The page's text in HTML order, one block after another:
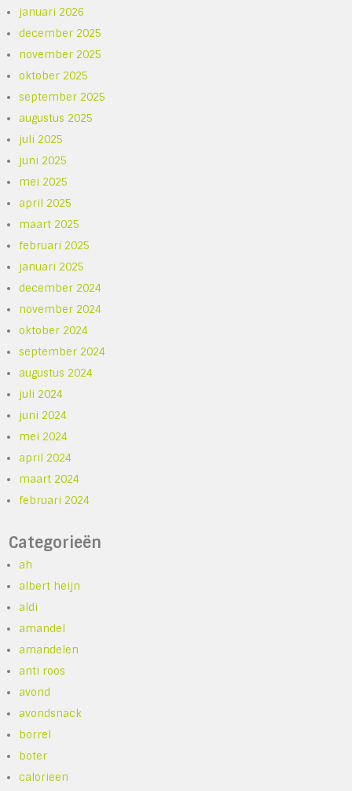
januari 2026
december 2025
november 2025
oktober 2025
september 2025
augustus 2025
juli 2025
juni 2025
mei 2025
april 2025
maart 2025
februari 2025
januari 2025
december 2024
november 2024
oktober 2024
september 2024
augustus 2024
juli 2024
juni 2024
mei 2024
april 2024
maart 2024
februari 2024
Categorieën
ah
albert heijn
aldi
amandel
amandelen
anti roos
avond
avondsnack
borrel
boter
calorieen